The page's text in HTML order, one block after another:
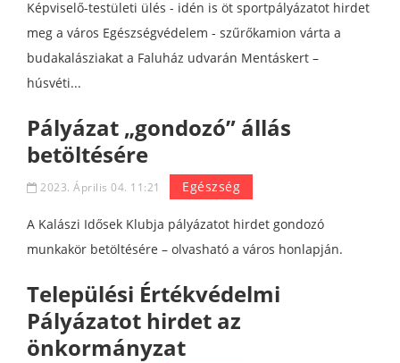
Képviselő-testületi ülés - idén is öt sportpályázatot hirdet
meg a város Egészségvédelem - szűrőkamion várta a
budakalásziakat a Faluház udvarán Mentáskert –
húsvéti...
Pályázat „gondozó” állás
betöltésére
2023. Április 04. 11:21 Egészség
A Kalászi Idősek Klubja pályázatot hirdet gondozó
munkakör betöltésére – olvasható a város honlapján.
Települési Értékvédelmi
Pályázatot hirdet az
önkormányzat